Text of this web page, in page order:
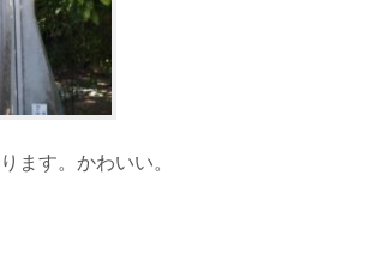
ます。かわいい。